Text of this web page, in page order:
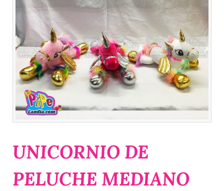
UNICORNIO DE
PELUCHE MEDIANO